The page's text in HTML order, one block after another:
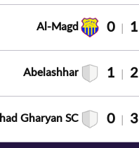
1
0
Al-Magd
2
1
Abelashhar
3
0
Gharyan SC